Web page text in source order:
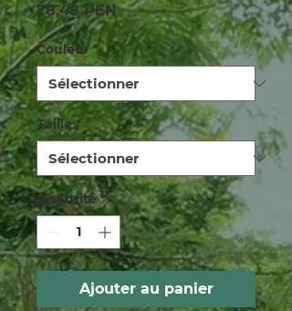
78,48 PENPrix
Couleur *
Taille *
Quantité *
Ajouter au panier